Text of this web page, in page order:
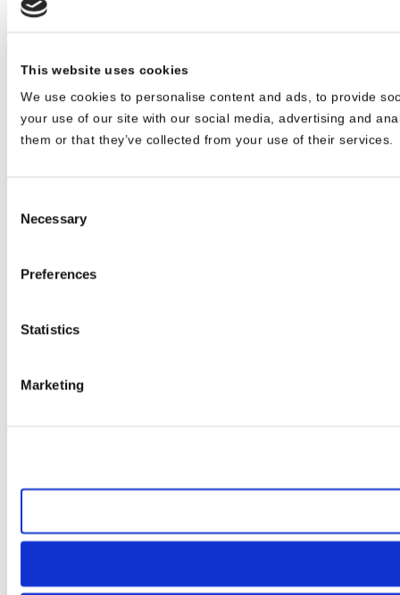
This website uses cookies
We use cookies to personalise content and ads, to provide
your use of our site with our social media, advertising and
them or that they’ve collected from your use of their services.
Selection
Necessary
Preferences
Statistics
Marketing